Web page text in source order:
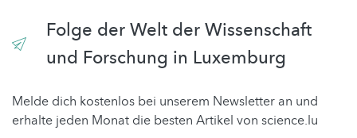
Folge der Welt der Wissenschaft
und Forschung in Luxemburg
Melde dich kostenlos bei unserem Newsletter an und
erhalte jeden Monat die besten Artikel von science.lu